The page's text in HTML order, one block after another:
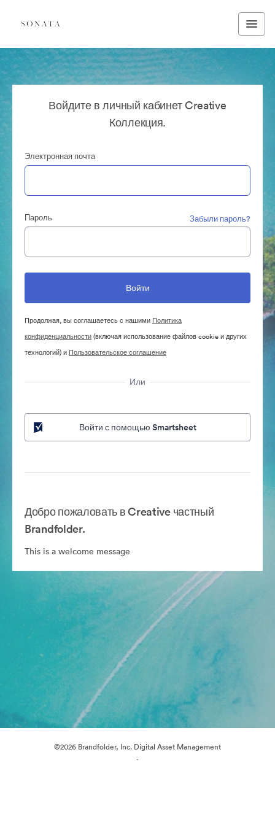
Войдите в личный кабинет Creative
Коллекция.
Электронная почта
Пароль Забыли пароль?
Продолжая, вы соглашаетесь с нашими Политика
конфиденциальности(включая использование файлов cookie и других
технологий) и Пользовательское соглашение
Или
Войти с помощью Smartsheet
Добро пожаловать в Creative частный
Brandfolder.
This is a welcome message
©2026 Brandfolder, Inc. Digital Asset Management
·